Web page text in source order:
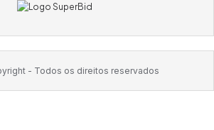
- Todos os direitos reservados